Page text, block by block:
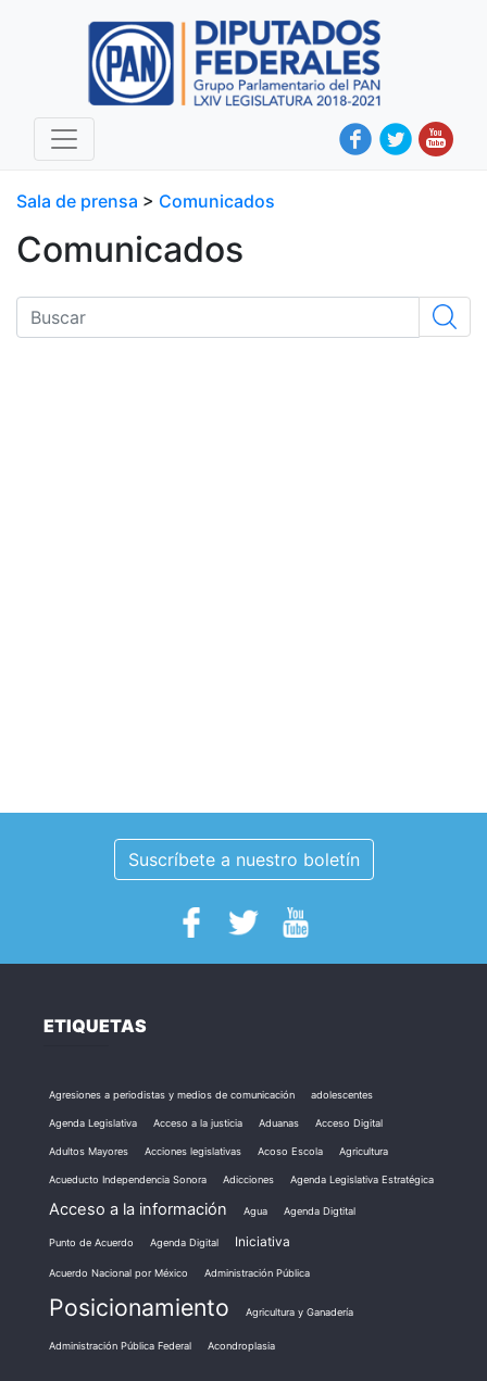
Sala de prensa > Comunicados
Comunicados
Suscríbete a nuestro boletín
ETIQUETAS
Agresiones a periodistas y medios de comunicación adolescentes
Agenda Legislativa Acceso a la justicia Aduanas Acceso Digital
Adultos Mayores Acciones legislativas Acoso Escola Agricultura
Acueducto Independencia Sonora Adicciones Agenda Legislativa Estratégica
Acceso a la información Agua Agenda Digtital
Punto de Acuerdo Agenda Digital Iniciativa
Acuerdo Nacional por México Administración Pública
Posicionamiento Agricultura y Ganadería
Administración Pública Federal Acondroplasia